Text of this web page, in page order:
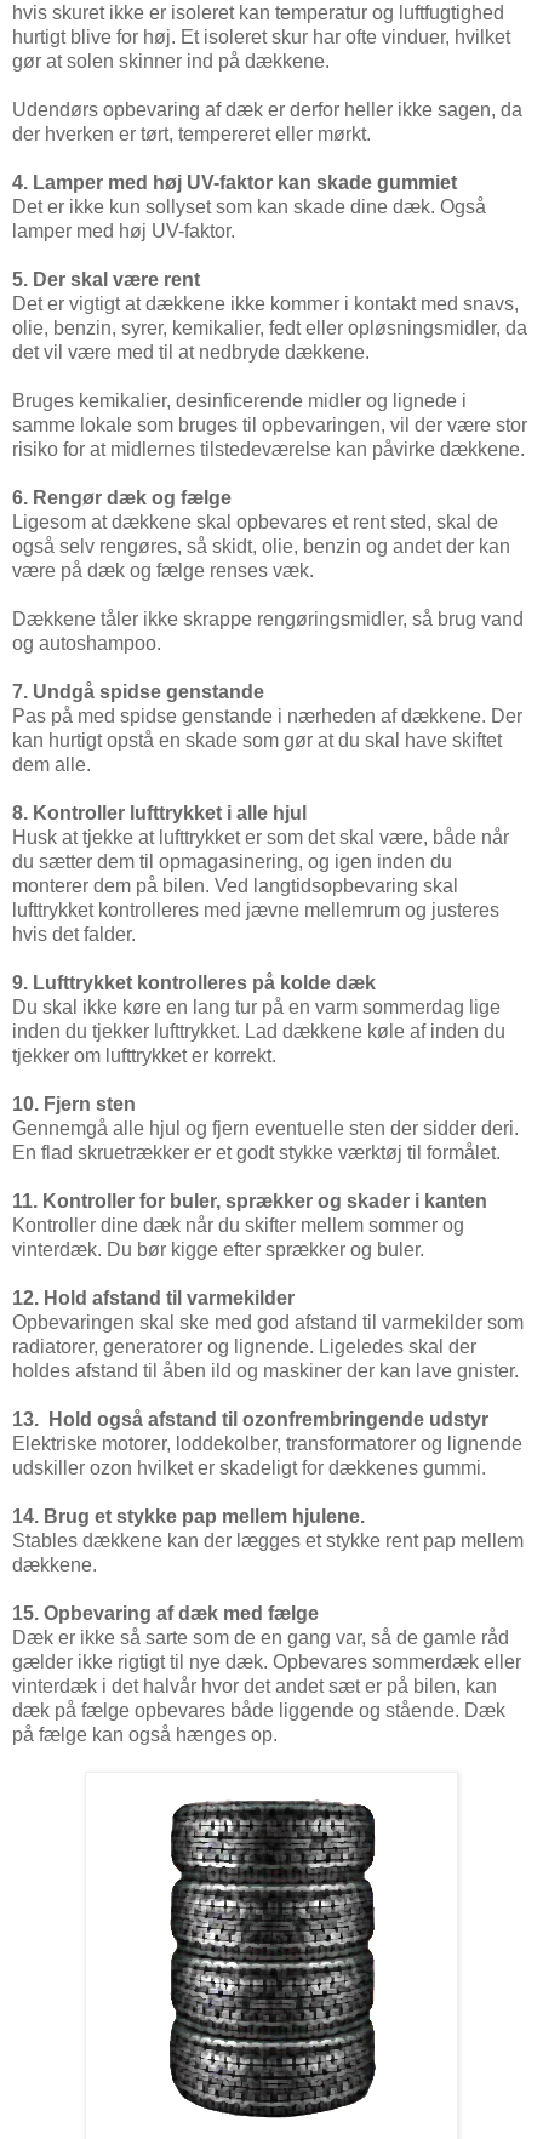
hvis skuret ikke er isoleret kan temperatur og luftfugtighed
hurtigt blive for høj. Et isoleret skur har ofte vinduer, hvilket
gør at solen skinner ind på dækkene.
Udendørs opbevaring af dæk er derfor heller ikke sagen, da
der hverken er tørt, tempereret eller mørkt.
4. Lamper med høj UV-faktor kan skade gummiet
Det er ikke kun sollyset som kan skade dine dæk. Også
lamper med høj UV-faktor.
5. Der skal være rent
Det er vigtigt at dækkene ikke kommer i kontakt med snavs,
olie, benzin, syrer, kemikalier, fedt eller opløsningsmidler, da
det vil være med til at nedbryde dækkene.
Bruges kemikalier, desinficerende midler og lignede i
samme lokale som bruges til opbevaringen, vil der være stor
risiko for at midlernes tilstedeværelse kan påvirke dækkene.
6. Rengør dæk og fælge
Ligesom at dækkene skal opbevares et rent sted, skal de
også selv rengøres, så skidt, olie, benzin og andet der kan
være på dæk og fælge renses væk.
Dækkene tåler ikke skrappe rengøringsmidler, så brug vand
og autoshampoo.
7. Undgå spidse genstande
Pas på med spidse genstande i nærheden af dækkene. Der
kan hurtigt opstå en skade som gør at du skal have skiftet
dem alle.
8. Kontroller lufttrykket i alle hjul
Husk at tjekke at lufttrykket er som det skal være, både når
du sætter dem til opmagasinering, og igen inden du
monterer dem på bilen. Ved langtidsopbevaring skal
lufttrykket kontrolleres med jævne mellemrum og justeres
hvis det falder.
9. Lufttrykket kontrolleres på kolde dæk
Du skal ikke køre en lang tur på en varm sommerdag lige
inden du tjekker lufttrykket. Lad dækkene køle af inden du
tjekker om lufttrykket er korrekt.
10. Fjern sten
Gennemgå alle hjul og fjern eventuelle sten der sidder deri.
En flad skruetrækker er et godt stykke værktøj til formålet.
11. Kontroller for buler, sprækker og skader i kanten
Kontroller dine dæk når du skifter mellem sommer og
vinterdæk. Du bør kigge efter sprækker og buler.
12. Hold afstand til varmekilder
Opbevaringen skal ske med god afstand til varmekilder som
radiatorer, generatorer og lignende. Ligeledes skal der
holdes afstand til åben ild og maskiner der kan lave gnister.
13. Hold også afstand til ozonfrembringende udstyr
Elektriske motorer, loddekolber, transformatorer og lignende
udskiller ozon hvilket er skadeligt for dækkenes gummi.
14. Brug et stykke pap mellem hjulene.
Stables dækkene kan der lægges et stykke rent pap mellem
dækkene.
15. Opbevaring af dæk med fælge
Dæk er ikke så sarte som de en gang var, så de gamle råd
gælder ikke rigtigt til nye dæk. Opbevares sommerdæk eller
vinterdæk i det halvår hvor det andet sæt er på bilen, kan
dæk på fælge opbevares både liggende og stående. Dæk
på fælge kan også hænges op.